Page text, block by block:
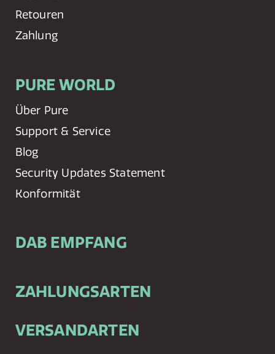
Retouren
Zahlung
PURE WORLD
Über Pure
Support & Service
Blog
Security Updates Statement
Konformität
DAB EMPFANG
ZAHLUNGSARTEN
VERSANDARTEN